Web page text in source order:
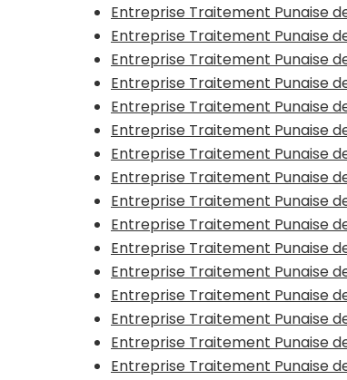
Entreprise Traitement Punaise
Entreprise Traitement Punaise
Entreprise Traitement Punaise
Entreprise Traitement Punaise
Entreprise Traitement Punaise
Entreprise Traitement Punaise
Entreprise Traitement Punaise
Entreprise Traitement Punaise
Entreprise Traitement Punaise
Entreprise Traitement Punaise
Entreprise Traitement Punaise
Entreprise Traitement Punaise
Entreprise Traitement Punaise
Entreprise Traitement Punaise
Entreprise Traitement Punaise
Entreprise Traitement Punaise